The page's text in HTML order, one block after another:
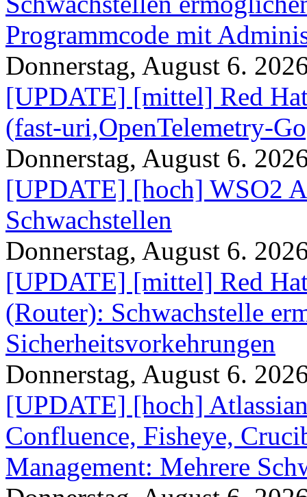
Programmcode mit
Donnerstag, August 6.
[UPDATE] [mittel] Red
(fast-uri,OpenTelemetry-
Donnerstag, August 6.
[UPDATE] [hoch] WSO2
Schwachstellen
Donnerstag, August 6.
[UPDATE] [mittel] Red
(Router): Schwachstelle
Sicherheitsvorkehrungen
Donnerstag, August 6.
[UPDATE] [hoch]
Confluence, Fisheye,
Management: Mehrere